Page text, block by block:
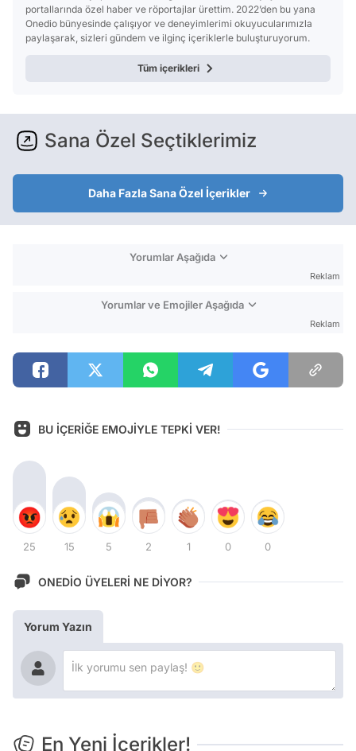
portallarında özel haber ve röportajlar ürettim. 2022’den bu yana
Onedio bünyesinde çalışıyor ve deneyimlerimi okuyucularımızla
paylaşarak, sizleri gündem ve ilginç içeriklerle buluşturuyorum.
Tüm içerikleri
Sana Özel Seçtiklerimiz
Daha Fazla Sana Özel İçerikler
Yorumlar Aşağıda
Reklam
Yorumlar ve Emojiler Aşağıda
Reklam
BU İÇERİĞE EMOJİYLE TEPKİ VER!
25 15 5 2 1 0 0
ONEDİO ÜYELERİ NE DİYOR?
Yorum Yazın
En Yeni İçerikler!